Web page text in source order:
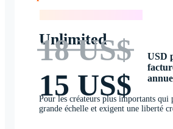
Unlimited
18 US$
15 US$
USD
Pour les créateurs plus importants qui
grande échelle et exigent une liberté